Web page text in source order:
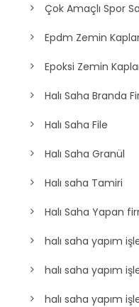
Çok Amaçlı Spor
Epdm Zemin
Epoksi Zemin
Halı Saha Branda
Halı Saha File
Halı Saha Granül
Halı saha Tamiri
Halı Saha Yapan
halı saha yapım
halı saha yapım
halı saha yapım